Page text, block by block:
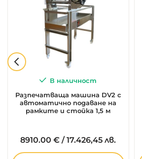
В наличност
Разпечатваща машина DV2 с
автоматично подаване на
рамките и стойка 1,5 м
8910.00 € /17.426,45 лв.